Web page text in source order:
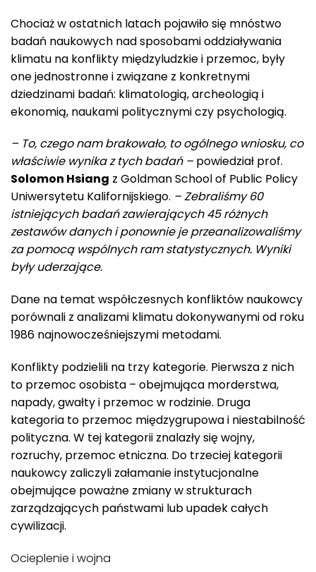
Chociaż w ostatnich latach pojawiło się mnóstwo
badań naukowych nad sposobami oddziaływania
klimatu na konflikty międzyludzkie i przemoc, były
one jednostronne i związane z konkretnymi
dziedzinami badań: klimatologią, archeologią i
ekonomią, naukami politycznymi czy psychologią.
– To, czego nam brakowało, to ogólnego wniosku, co
właściwie wynika z tych badań – powiedział prof.
Solomon Hsiang z Goldman School of Public Policy
Uniwersytetu Kalifornijskiego. – Zebraliśmy 60
istniejących badań zawierających 45 różnych
zestawów danych i ponownie je przeanalizowaliśmy
za pomocą wspólnych ram statystycznych. Wyniki
były uderzające.
Dane na temat współczesnych konfliktów naukowcy
porównali z analizami klimatu dokonywanymi od roku
1986 najnowocześniejszymi metodami.
Konflikty podzielili na trzy kategorie. Pierwsza z nich
to przemoc osobista – obejmująca morderstwa,
napady, gwałty i przemoc w rodzinie. Druga
kategoria to przemoc międzygrupowa i niestabilność
polityczna. W tej kategorii znalazły się wojny,
rozruchy, przemoc etniczna. Do trzeciej kategorii
naukowcy zaliczyli załamanie instytucjonalne
obejmujące poważne zmiany w strukturach
zarządzających państwami lub upadek całych
cywilizacji.
Ocieplenie i wojna